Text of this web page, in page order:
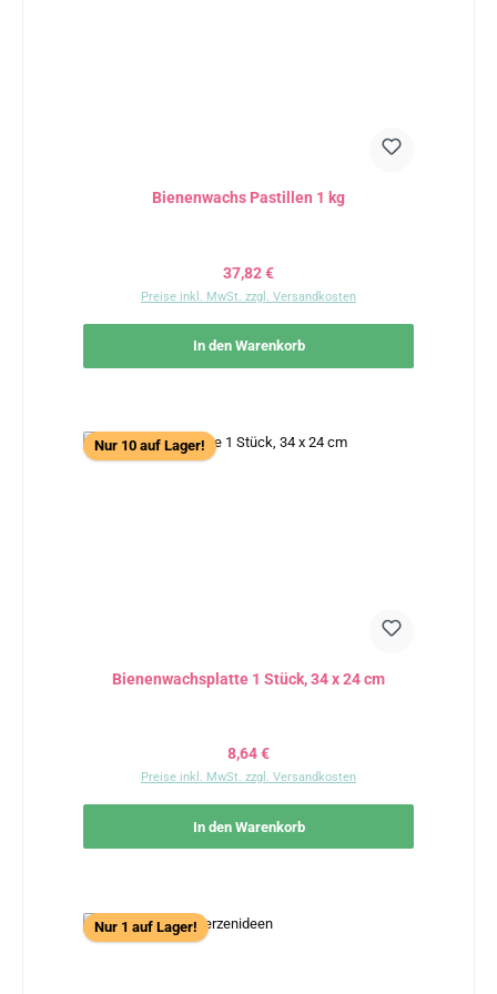
Bienenwachs Pastillen 1 kg
Regulärer Preis:
37,82 €
Preise inkl. MwSt. zzgl. Versandkosten
In den Warenkorb
Nur 10 auf Lager!
Bienenwachsplatte 1 Stück, 34 x 24 cm
Regulärer Preis:
8,64 €
Preise inkl. MwSt. zzgl. Versandkosten
In den Warenkorb
Nur 1 auf Lager!